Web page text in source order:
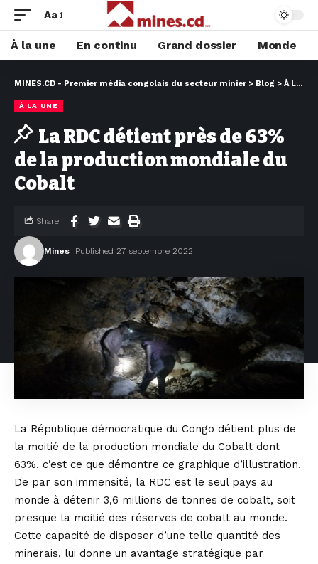
Aa
À la une En continu Grand dossier Monde
MINES.CD - Premier média congolais du secteur minier > Blog > À LA UNE
À LA UNE
La RDC détient près de 63%
de la production mondiale du
Cobalt
Mines Published 27 septembre 2022
Share
La République démocratique du Congo détient plus de
la moitié de la production mondiale du Cobalt dont
63%, c’est ce que démontre ce graphique d’illustration.
De par son immensité, la RDC est le seul pays au
monde à détenir 3,6 millions de tonnes de cobalt, soit
presque la moitié des réserves de cobalt au monde.
Cette capacité de disposer d’une telle quantité des
minerais, lui donne un avantage stratégique par